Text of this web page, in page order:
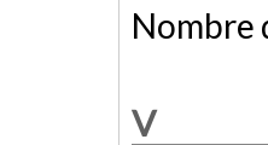
Nombre
V